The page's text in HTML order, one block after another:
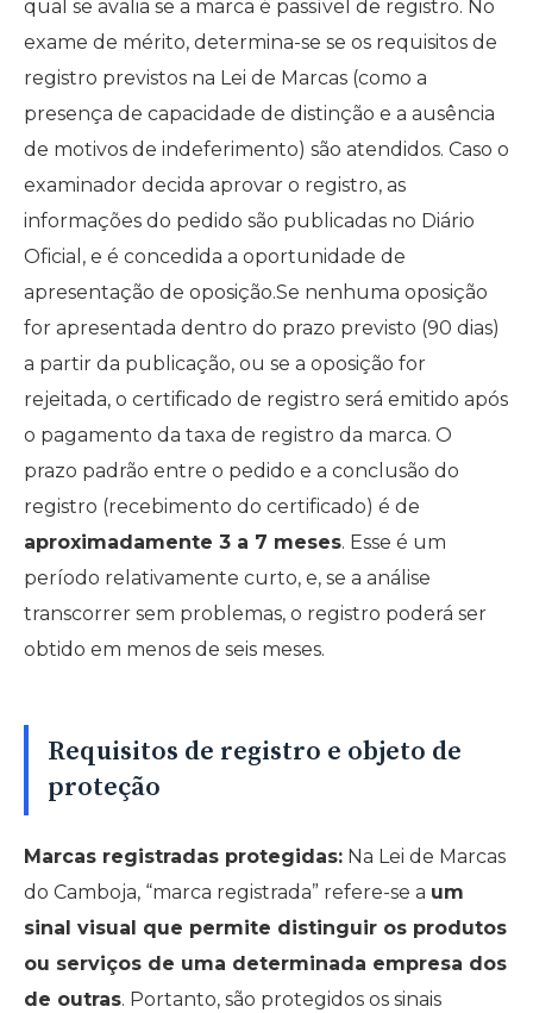
qual se avalia se a marca é passível de registro. No
exame de mérito, determina-se se os requisitos de
registro previstos na Lei de Marcas (como a
presença de capacidade de distinção e a ausência
de motivos de indeferimento) são atendidos. Caso o
examinador decida aprovar o registro, as
informações do pedido são publicadas no Diário
Oficial, e é concedida a oportunidade de
apresentação de oposição.Se nenhuma oposição
for apresentada dentro do prazo previsto (90 dias)
a partir da publicação, ou se a oposição for
rejeitada, o certificado de registro será emitido após
o pagamento da taxa de registro da marca. O
prazo padrão entre o pedido e a conclusão do
registro (recebimento do certificado) é de
aproximadamente 3 a 7 meses. Esse é um
período relativamente curto, e, se a análise
transcorrer sem problemas, o registro poderá ser
obtido em menos de seis meses.
Requisitos de registro e objeto de
proteção
Marcas registradas protegidas: Na Lei de Marcas
do Camboja, “marca registrada” refere-se a um
sinal visual que permite distinguir os produtos
ou serviços de uma determinada empresa dos
de outras. Portanto, são protegidos os sinais